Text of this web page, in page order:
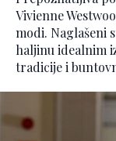
Vivienne
modi. Naglašeni
haljinu idealnim
tradicije i